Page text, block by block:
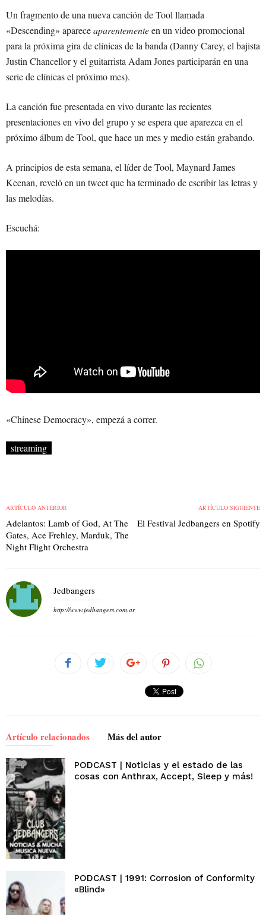
Un fragmento de una nueva canción de Tool llamada
«Descending» apareceaparentementeen un video promocional
para la próxima gira de clínicas de la banda (Danny Carey, el bajista
Justin Chancellor y el guitarrista Adam Jones participarán en una
serie de clínicas el próximo mes).
La canción fue presentada en vivo durante las recientes
presentaciones en vivo del grupo y se espera que aparezca en el
próximo álbum de Tool, que hace un mes y medio están grabando.
A principios de esta semana, el líder de Tool, Maynard James
Keenan, reveló en un tweet que ha terminado de escribir las letras y
las melodías.
Escuchá:
«Chinese Democracy», empezá a correr.
streaming
ARTÍCULO ANTERIOR
Adelantos: Lamb of God, At The
Gates, Ace Frehley, Marduk, The
Night Flight Orchestra
ARTÍCULO SIGUIENTE
El Festival Jedbangers en Spotify
Jedbangers
http://www.jedbangers.com.ar
Artículo relacionados Más del autor
PODCAST | Noticias y el estado de las
cosas con Anthrax, Accept, Sleep y más!
PODCAST | 1991: Corrosion of Conformity
«Blind»